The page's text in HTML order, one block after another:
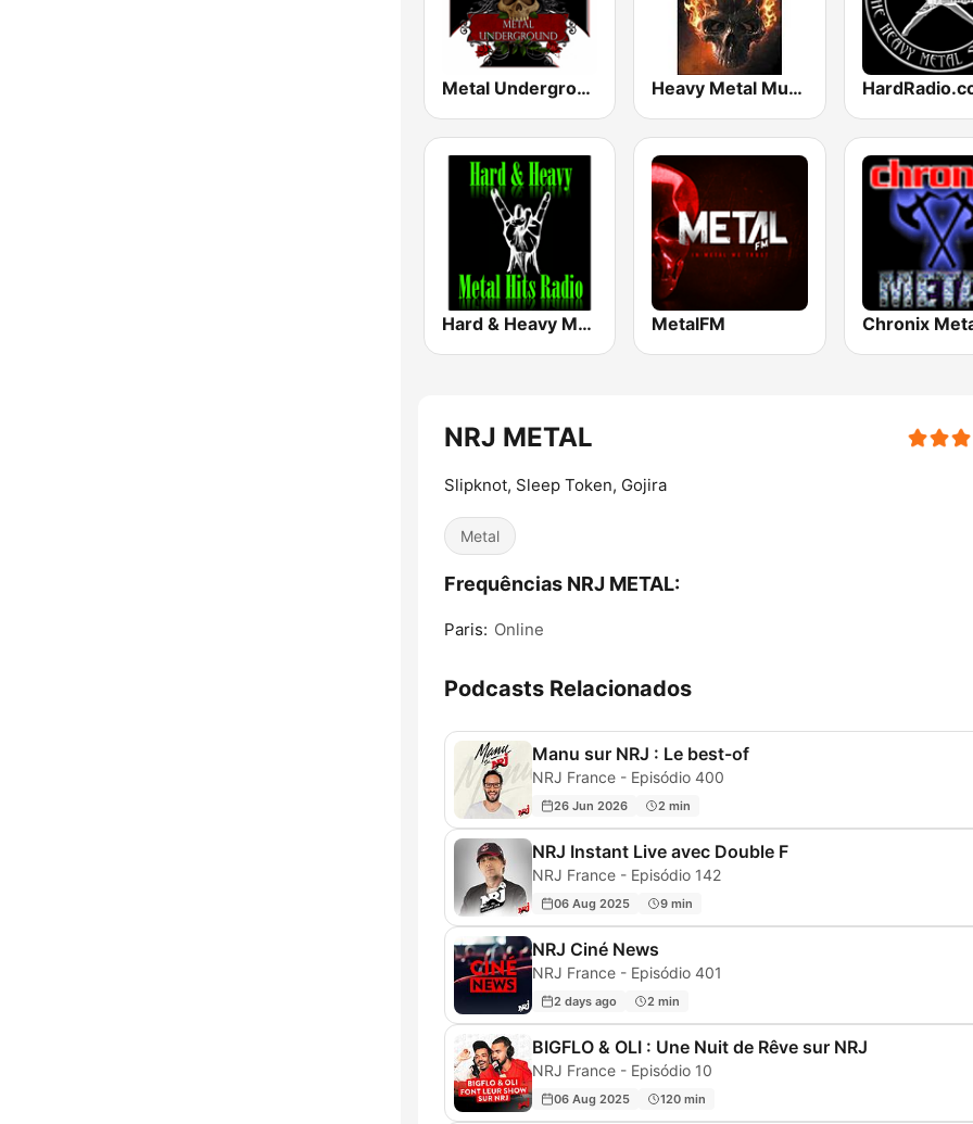
Metal Underground Heavy Metal Music - Radio
Hard & Heavy Metal Hits MetalFM Chronix
NRJ METAL
Slipknot, Sleep Token, Gojira
Metal
Frequências NRJ METAL:
Paris: Online
Podcasts Relacionados
Manu sur NRJ : Le best-of
NRJ France - Episódio 400
26 Jun 2026 2 min
NRJ Instant Live avec Double F
NRJ France - Episódio 142
06 Aug 2025 9 min
NRJ Ciné News
NRJ France - Episódio 401
2 days ago 2 min
BIGFLO & OLI : Une Nuit de Rêve sur NRJ
NRJ France - Episódio 10
06 Aug 2025 120 min